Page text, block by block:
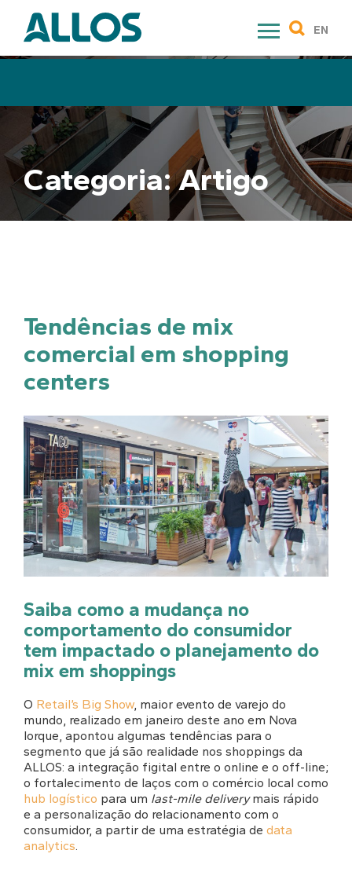
content
EN
Categoria:Artigo
Tendências de mix
comercial em shopping
centers
Saiba como a mudança no
comportamento do consumidor
tem impactado o planejamento do
mix em shoppings
O Retail’s Big Show, maior evento de varejo do
mundo, realizado em janeiro deste ano em Nova
Iorque, apontou algumas tendências para o
segmento que já são realidade nos shoppings da
ALLOS: a integração figital entre o online e o off-line;
o fortalecimento de laços com o comércio local como
hub logístico para um last-mile deliverymais rápido
e a personalização do relacionamento com o
consumidor, a partir de uma estratégia de data
analytics.